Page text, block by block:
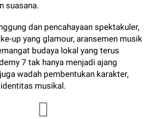
suasana.
dan pencahayaan spektakuler,
up yang glamour, aransemen musik
budaya lokal yang terus
7 tak hanya menjadi ajang
wadah pembentukan karakter,
musikal.